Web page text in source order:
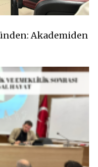
Akademiden